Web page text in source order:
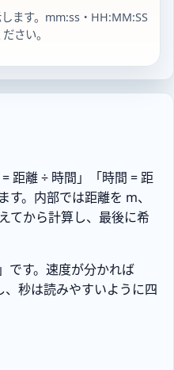
ます。mm:ss・HH:MM:SS
さい。
距離 ÷ 時間」「時間 = 距
。内部では距離を m、
てから計算し、最後に希
です。速度が分かれば
秒は読みやすいように四